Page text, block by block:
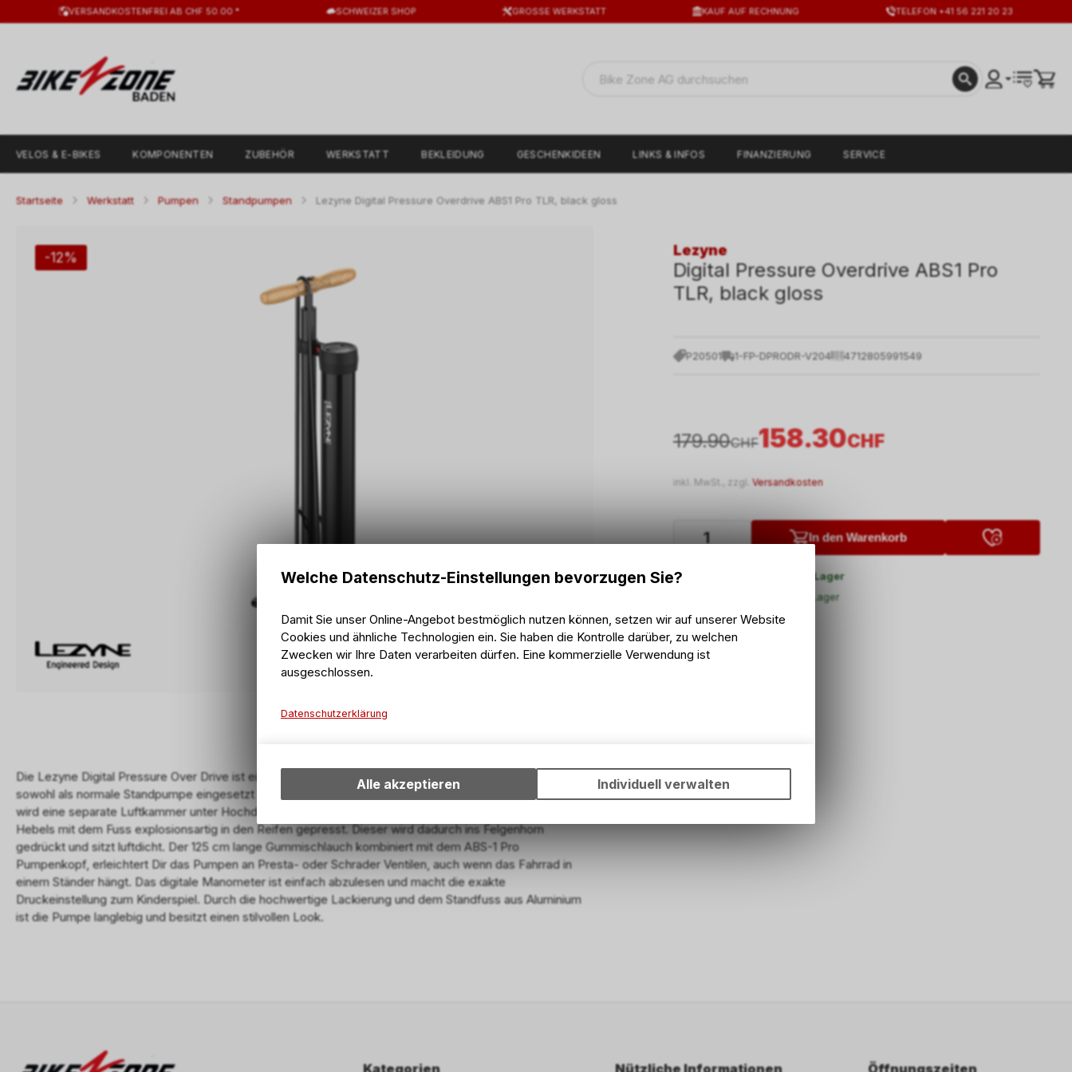
VERSANDKOSTENFREI AB CHF 50.00 * SCHWEIZER SHOP GROSSE WERKSTATT KAUF AUF RECHNUNG TELEFON +41 56 221 20 23
VELOS & E-BIKES KOMPONENTEN ZUBEHÖR WERKSTATT BEKLEIDUNG GESCHENKIDEEN LINKS & INFOS FINANZIERUNG SERVICE
Startseite Werkstatt Pumpen Standpumpen Lezyne Digital Pressure Overdrive ABS1 Pro TLR, black gloss
-12% Lezyne
Digital Pressure Overdrive ABS1 Pro
TLR, black gloss
P20501 1-FP-DPRODR-V204 4712805991549
158.30CHF
179.90CHF
inkl. MwSt., zzgl. Versandkosten
In den Warenkorb
2 - 5 Tage ab externem Lager
2 - 5 Tage ab externem Lager
Die Lezyne Digital Pressure Over Drive ist eine Standpumpe und Tubeless-Kompressor in einem. Sie kann
sowohl als normale Standpumpe eingesetzt werden, oder für die Montage von Schlauchlosreifen. Dabei
wird eine separate Luftkammer unter Hochdruck gesetzt und das Luftvolumen durch das Umlegen eines
Hebels mit dem Fuss explosionsartig in den Reifen gepresst. Dieser wird dadurch ins Felgenhorn
gedrückt und sitzt luftdicht. Der 125 cm lange Gummischlauch kombiniert mit dem ABS-1 Pro
Pumpenkopf, erleichtert Dir das Pumpen an Presta- oder Schrader Ventilen, auch wenn das Fahrrad in
einem Ständer hängt. Das digitale Manometer ist einfach abzulesen und macht die exakte
Druckeinstellung zum Kinderspiel. Durch die hochwertige Lackierung und dem Standfuss aus Aluminium
ist die Pumpe langlebig und besitzt einen stilvollen Look.
Kategorien Nützliche Informationen Öffnungszeiten
Welche Datenschutz-Einstellungen bevorzugen Sie?
Damit Sie unser Online-Angebot bestmöglich nutzen können, setzen wir auf unserer Website
Cookies und ähnliche Technologien ein. Sie haben die Kontrolle darüber, zu welchen
Zwecken wir Ihre Daten verarbeiten dürfen. Eine kommerzielle Verwendung ist
ausgeschlossen.
Datenschutzerklärung
Ihrem Gerät, um die grundlegenden Funktionen unseres Online-Angebots,
wie die Verwendung des Warenkorbs, zu ermöglichen. Bitte beachten Sie,
Informationen zulassen.
Alle akzeptieren Individuell verwalten